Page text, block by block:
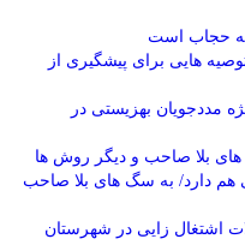
حجاب است
توصيه هايی برای پيشگيری از
از ۱۳۰ طرح ویژه مددجویان بهزیستی در
بلا صاحب و دیگر روش ها
دارد/ به سگ های بلا صاحب
تسهیلات اشتغال زایی در شهرستان